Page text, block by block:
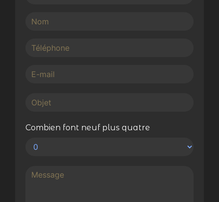
Combien font neuf plus quatre